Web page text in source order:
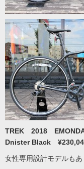
TREK 2018
Dnister Black
女性専用設計モデルもあ